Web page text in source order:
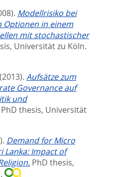
Modellrisiko bei
Optionen in einem
mit stochastischer
Universität zu Köln.
(2013). Aufsätze zum
Governance auf
und
PhD thesis, Universität
Demand for Micro
Lanka: Impact of
PhD thesis,